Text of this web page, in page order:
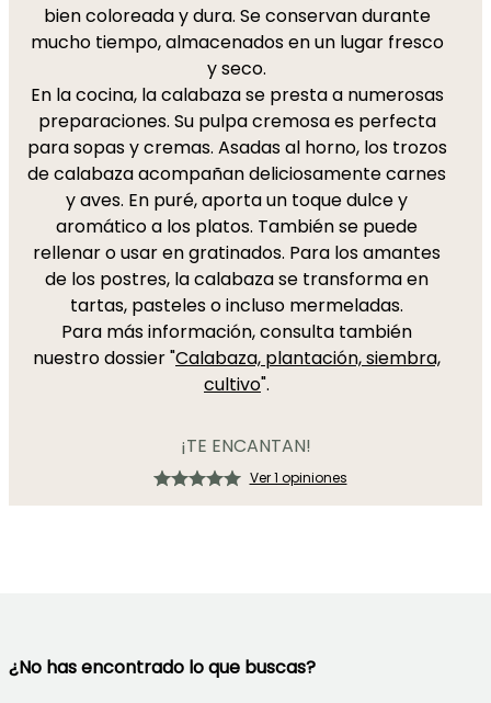
bien coloreada y dura. Se conservan durante
mucho tiempo, almacenados en un lugar fresco
y seco.
En la cocina, la calabaza se presta a numerosas
preparaciones. Su pulpa cremosa es perfecta
para sopas y cremas. Asadas al horno, los trozos
de calabaza acompañan deliciosamente carnes
y aves. En puré, aporta un toque dulce y
aromático a los platos. También se puede
rellenar o usar en gratinados. Para los amantes
de los postres, la calabaza se transforma en
tartas, pasteles o incluso mermeladas.
Para más información, consulta también
nuestro dossier "Calabaza, plantación, siembra,
cultivo".
¡TE ENCANTAN!
Ver 1 opiniones
¿No has encontrado lo que buscas?